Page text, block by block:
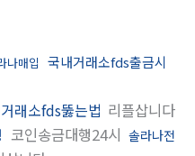
나매입 국내거래소fds출금시
래소fds뚫는법 리플삽니다
코인송금대행24시 솔라나전